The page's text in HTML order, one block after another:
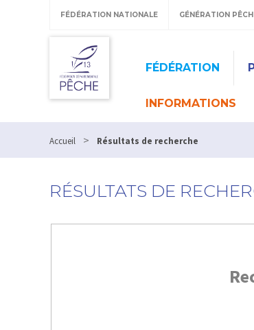
FÉDÉRATION NATIONALE GÉNÉRATION
FÉDÉRATION
INFORMATIONS
Accueil > Résultats de recherche
RÉSULTATS DE